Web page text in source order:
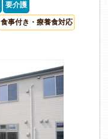
要介護
食事付き・療養食対応